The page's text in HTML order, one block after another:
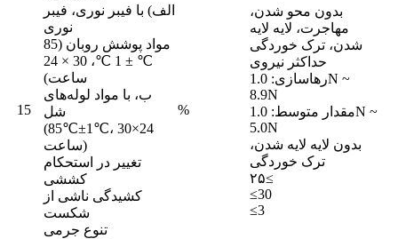
15
الف) با فیبر نوری، فیبر
نوری
مواد پوشش روبان (85
℃ ± 1 ℃، 30 × 24
ساعت)
ب، با مواد لوله‌های
شل
(85℃±1℃، 30×24
ساعت)
تغییر در استحکام
کششی
کشیدگی ناشی از
شکست
تنوع جرمی
%
بدون محو شدن،
مهاجرت، لایه لایه
شدن، ترک خوردگی
حداکثر نیروی
رهاسازی: 1.0N ~
8.9N
مقدار متوسط: 1.0N ~
5.0N
بدون لایه لایه شدن،
ترک خوردگی
۲۵≤
≤30
≤3